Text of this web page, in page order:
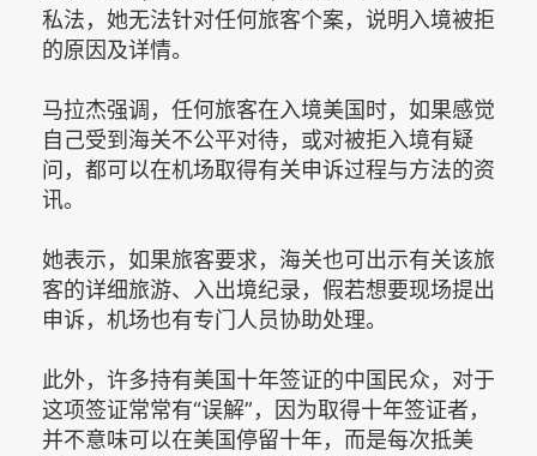
私法，她无法针对任何旅客个案，说明入境被拒
的原因及详情。
马拉杰强调，任何旅客在入境美国时，如果感觉
自己受到海关不公平对待，或对被拒入境有疑
问，都可以在机场取得有关申诉过程与方法的资
讯。
她表示，如果旅客要求，海关也可出示有关该旅
客的详细旅游、入出境纪录，假若想要现场提出
申诉，机场也有专门人员协助处理。
此外，许多持有美国十年签证的中国民众，对于
这项签证常常有“误解”，因为取得十年签证者，
并不意味可以在美国停留十年，而是每次抵美